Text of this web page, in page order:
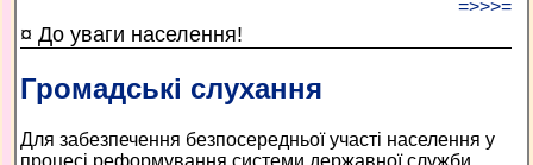
=>>>=
¤ До уваги населення!
Громадські слухання
Для забезпечення безпосередньої участі населення у
процесі реформування системи державної служби